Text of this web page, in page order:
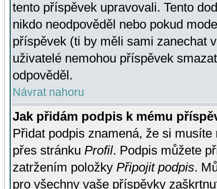
tento příspěvek upravovali. Tento
nikdo neodpověděl nebo pokud
příspěvek (ti by měli sami zanechat
uživatelé nemohou příspěvek
odpověděl.
Návrat nahoru
Jak přidám podpis k mému
Přidat podpis znamená, že si
přes stránku Profil. Podpis můžete
zatržením položky Připojit podpis.
pro všechny vaše příspěvky